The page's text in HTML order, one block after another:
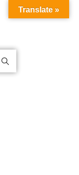
Translate »